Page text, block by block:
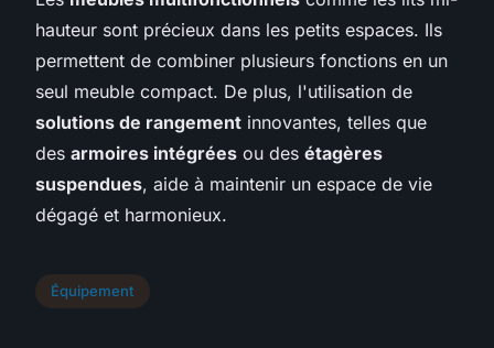
hauteur sont précieux dans les petits espaces. Ils
permettent de combiner plusieurs fonctions en un
seul meuble compact. De plus, l'utilisation de
solutions de rangement innovantes, telles que
des armoires intégrées ou des étagères
suspendues, aide à maintenir un espace de vie
dégagé et harmonieux.
Équipement